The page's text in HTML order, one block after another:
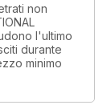
non
l'ultimo
durante
minimo